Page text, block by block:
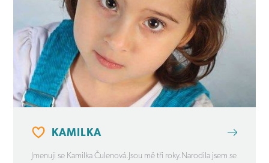
KAMILKA
Jmenuji se Kamilka Čulenová.Jsou mě tři roky.Narodila jsem se